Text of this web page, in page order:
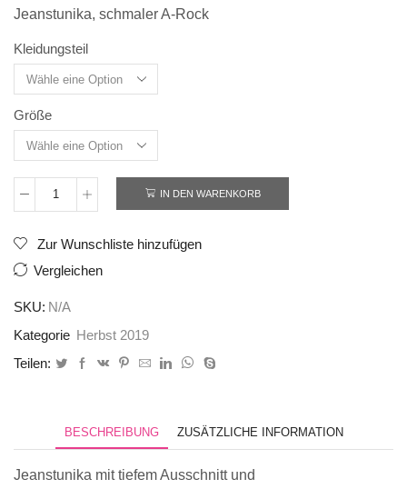
Jeanstunika, schmaler A-Rock
Kleidungsteil
Größe
Kombinaton
IN DEN WARENKORB
Zur Wunschliste hinzufügen
Vergleichen
SKU: N/A
Kategorie Herbst 2019
Teilen:
BESCHREIBUNG ZUSÄTZLICHE INFORMATION
Jeanstunika mit tiefem Ausschnitt und